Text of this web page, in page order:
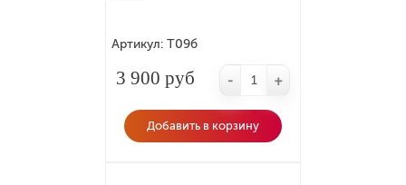
Артикул: Т09б
3 900 руб - +
Добавить в корзину